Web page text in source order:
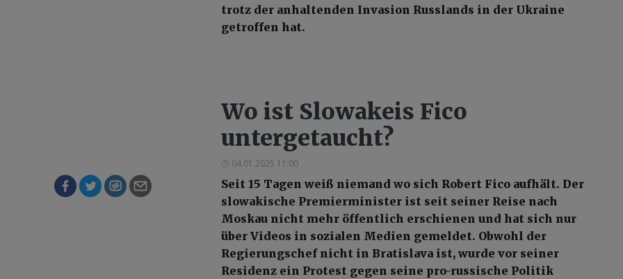
trotz der anhaltenden Invasion Russlands in der Ukraine
getroffen hat.
Wo ist Slowakeis Fico
untergetaucht?
04.01.2025 11:00
Seit 15 Tagen weiß niemand wo sich Robert Fico aufhält. Der
slowakische Premierminister ist seit seiner Reise nach
Moskau nicht mehr öffentlich erschienen und hat sich nur
über Videos in sozialen Medien gemeldet. Obwohl der
Regierungschef nicht in Bratislava ist, wurde vor seiner
Residenz ein Protest gegen seine pro-russische Politik